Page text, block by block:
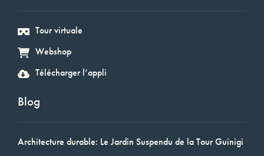
Tour virtuale
Webshop
Télécharger l’appli
Blog
Architecture durable: Le Jardin Suspendu de la Tour Guinigi